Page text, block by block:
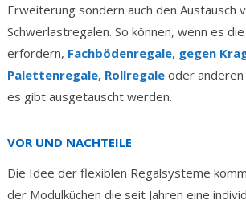
Erweiterung sondern auch den Austausch
Schwerlastregalen. So können, wenn es
erfordern, Fachbödenregale, gegen
Palettenregale, Rollregaleoder anderen
es gibt ausgetauscht werden.
VOR UND NACHTEILE
Die Idee der flexiblen Regalsysteme
der Modulküchen die seit Jahren eine